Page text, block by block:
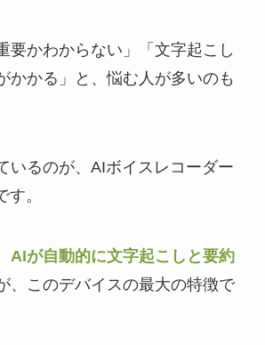
要かわからない」「文字起こし
かかる」と、悩む人が多いのも
いるのが、AIボイスレコーダー
す。
AIが自動的に文字起こしと要約
、このデバイスの最大の特徴で